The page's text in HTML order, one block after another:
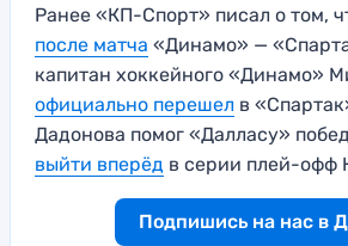
Ранее «КП-Спорт» писал о том,
после матча «Динамо» —
капитан хоккейного «Динамо»
официально перешел в
Дадонова помог «Далласу»
выйти вперёд в серии плей-офф
Подпишись на нас в